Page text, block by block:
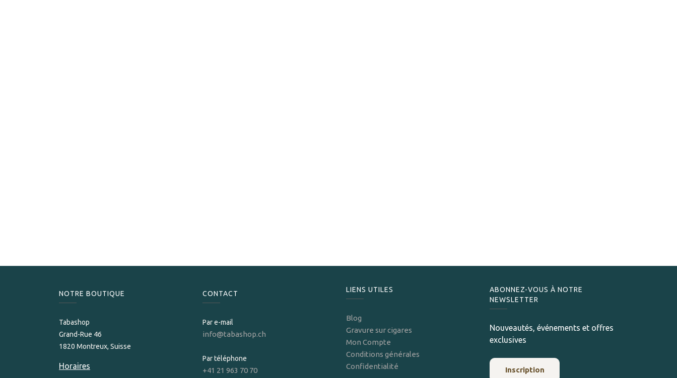
NOTRE BOUTIQUE
Tabashop
Grand-Rue 46
1820 Montreux, Suisse
Horaires
CONTACT
Par e-mail
info@tabashop.ch
Par téléphone
+41 21 963 70 70
LIENS UTILES
Blog
Gravure sur cigares
Mon Compte
Conditions générales
Confidentialité
ABONNEZ-VOUS À NOTRE
NEWSLETTER
Nouveautés, événements et offres
exclusives
Inscription